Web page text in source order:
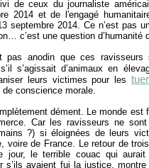
de ceux du journaliste
2014 et de l'engagé
septembre 2014. Ce n’est pas
c’est une question d’humanité
pas anodin que ces
s’agissait d’animaux en
leurs victimes pour les
conscience morale.
dément. Le monde est
Car les ravisseurs ne
?) si éloignées de leurs
voire de France. Le retour de
jour, le terrible couac qui
s’ils avaient fui la justice,